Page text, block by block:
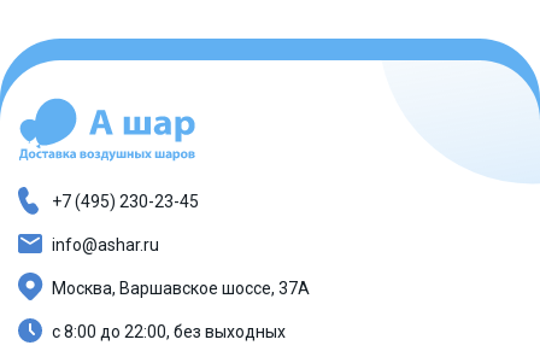
+7 (495) 230-23-45
info@ashar.ru
Москва, Варшавское шоссе, 37А
с 8:00 до 22:00, без выходных